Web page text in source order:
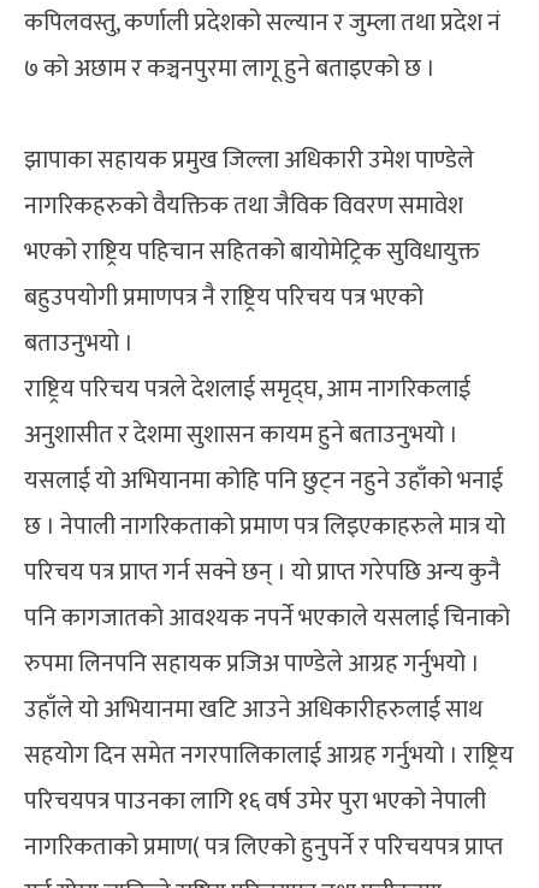
कपिलवस्तु, कर्णाली प्रदेशको सल्यान र जुम्ला तथा प्रदेश नं
७ को अछाम र कञ्चनपुरमा लागू हुने बताइएको छ ।
झापाका सहायक प्रमुख जिल्ला अधिकारी उमेश पाण्डेले
नागरिकहरुको वैयक्तिक तथा जैविक विवरण समावेश
भएको राष्ट्रिय पहिचान सहितको बायोमेट्रिक सुविधायुक्त
बहुउपयोगी प्रमाणपत्र नै राष्ट्रिय परिचय पत्र भएको
बताउनुभयो ।
राष्ट्रिय परिचय पत्रले देशलाई समृद्घ, आम नागरिकलाई
अनुशासीत र देशमा सुशासन कायम हुने बताउनुभयो ।
यसलाई यो अभियानमा कोहि पनि छुट्न नहुने उहाँको भनाई
छ । नेपाली नागरिकताको प्रमाण पत्र लिइएकाहरुले मात्र यो
परिचय पत्र प्राप्त गर्न सक्ने छन् । यो प्राप्त गरेपछि अन्य कुनै
पनि कागजातको आवश्यक नपर्ने भएकाले यसलाई चिनाको
रुपमा लिनपनि सहायक प्रजिअ पाण्डेले आग्रह गर्नुभयो ।
उहाँले यो अभियानमा खटि आउने अधिकारीहरुलाई साथ
सहयोग दिन समेत नगरपालिकालाई आग्रह गर्नुभयो । राष्ट्रिय
परिचयपत्र पाउनका लागि १६ वर्ष उमेर पुरा भएको नेपाली
नागरिकताको प्रमाण( पत्र लिएको हुनुपर्ने र परिचयपत्र प्राप्त